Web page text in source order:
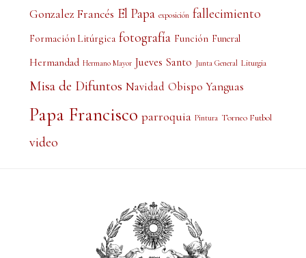
Gonzalez Francés El Papa exposición fallecimiento
Formación Litúrgica fotografía Función Funeral
Hermandad Hermano Mayor Jueves Santo Junta General Liturgia
Misa de Difuntos Navidad Obispo Yanguas
Papa Francisco parroquia Pintura Torneo Futbol
video